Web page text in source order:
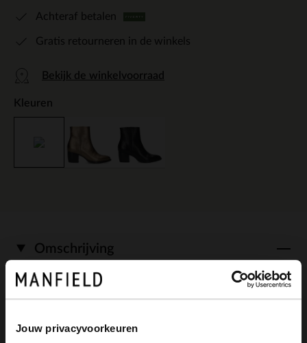
Jouw privacyvoorkeuren
Achteraf betalen
Gratis retourneren in de winkels
Bekijk de winkelvoorraad
Kleuren
Omschrijving
Gouden leren enkellaarsjes met hak van
Manfield, met een blokhak van 6 cm en